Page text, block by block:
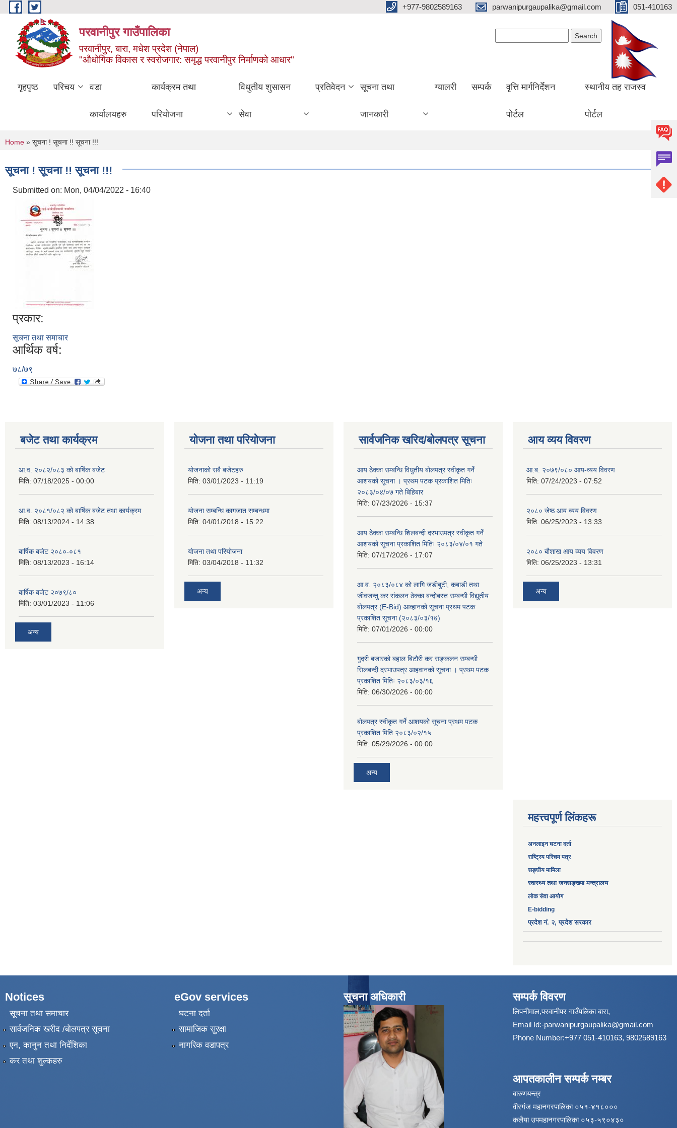
Skip to main content +977-9802589163 parwanipurgaupalika@gmail.com 051-410163
परवानीपुर गाउँपालिका
परवानीपुर, बारा, मधेश प्रदेश (नेपाल)
"औधोगिक विकास र स्वरोजगार: समृद्ध परवानीपुर निर्माणको आधार"
गृहपृष्ठ परिचय वडा
कार्यालयहरु
कार्यक्रम तथा
परियोजना
विधुतीय शुसासन
सेवा
प्रतिवेदन सूचना तथा
जानकारी
ग्यालरी सम्पर्क वृत्ति मार्गनिर्देशन
पोर्टल
स्थानीय तह राजस्व
पोर्टल
You are here
Home » सूचना ! सूचना !! सूचना !!!
सूचना ! सूचना !! सूचना !!!
Submitted on: Mon, 04/04/2022 - 16:40
प्रकार:
सूचना तथा समाचार
आर्थिक वर्ष:
७८/७९
बजेट तथा कार्यक्रम
आ.व. २०८२/०८३ को बार्षिक बजेट
मिति: 07/18/2025 - 00:00
आ.व. २०८१/०८२ को बार्षिक बजेट तथा कार्यक्रम
मिति: 08/13/2024 - 14:38
बार्षिक बजेट २०८०-०८१
मिति: 08/13/2023 - 16:14
बार्षिक बजेट २०७९/८०
मिति: 03/01/2023 - 11:06
अन्य
योजना तथा परियोजना
योजनाको सबै बजेटहरु
मिति: 03/01/2023 - 11:19
याेजना सम्बन्धि कागजात सम्बन्धमा
मिति: 04/01/2018 - 15:22
याेजना तथा परियाेजना
मिति: 03/04/2018 - 11:32
अन्य
सार्वजनिक खरिद/बोलपत्र सूचना
आय ठेक्का सम्बन्धि विधुतीय बोलपत्र स्वीकृत गर्ने
आशयको सूचना । प्रथम पटक प्रकाशित मितिः
२०८३/०४/०७ गते बिहिबार
मिति: 07/23/2026 - 15:37
आय ठेक्का सम्बन्धि शिलबन्दी दरभाउपत्र स्वीकृत गर्ने
आशयको सूचना प्रकाशित मितिः २०८३/०४/०१ गते
मिति: 07/17/2026 - 17:07
आ.व. २०८३/०८४ को लागि जडीबुटी, कबाडी तथा
जीवजन्तु कर संकलन ठेक्का बन्दोबस्त सम्बन्धी विद्युतीय
बोलपत्र (E-Bid) आव्हानको सूचना प्रथम पटक
प्रकाशित सूचना (२०८३/०३/१७)
मिति: 07/01/2026 - 00:00
गुदरी बजारको बहाल बिटौरी कर सङ्कलन सम्बन्धी
सिलबन्दी दरभाउपत्र आहवानको सूचना । प्रथम पटक
प्रकाशित मितिः २०८३/०३/१६
मिति: 06/30/2026 - 00:00
बोलपत्र स्वीकृत गर्ने आशयको सूचना प्रथम पटक
प्रकाशित मिति २०८३/०२/१५
मिति: 05/29/2026 - 00:00
अन्य
आय व्यय विवरण
आ.ब. २०७९/०८० आय-व्यय विवरण
मिति: 07/24/2023 - 07:52
२०८० जेष्ठ आय व्यय विवरण
मिति: 06/25/2023 - 13:33
२०८० बौशाख आय व्यय विवरण
मिति: 06/25/2023 - 13:31
अन्य
महत्त्वपूर्ण लिंकहरू
अनलाइन घटना दर्ता
‎राष्ट्रिय परिचय पत्र
सङ्‍घीय मामिला
स्वास्थ्य तथा जनसङ्ख्या मन्त्रालय
लोक सेवा आयोग
E-bidding
प्रदेश नं. २, प्रदेश सरकार
Notices
सूचना तथा समाचार
सार्वजनिक खरीद /बोलपत्र सूचना
एन, कानुन तथा निर्देशिका
कर तथा शुल्कहरु
eGov services
घटना दर्ता
सामाजिक सुरक्षा
नागरिक वडापत्र
सूचना अधिकारी सम्पर्क विवरण
लिपनीमाल,परवानीपर गाउँपलिका बारा,
Email Id:-parwanipurgaupalika@gmail.com
Phone Number:+977 051-410163, 9802589163
आपतकालीन सम्पर्क नम्बर
बारुणयन्त्र
वीरगंज महानगरपालिका ०५१-४१८०००
कलैया उपमहानगरपालिका ०५३-५९०४३०